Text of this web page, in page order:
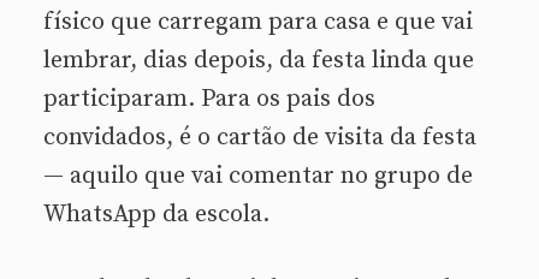
físico que carregam para casa e que vai
lembrar, dias depois, da festa linda que
participaram. Para os pais dos
convidados, é o cartão de visita da festa
— aquilo que vai comentar no grupo de
WhatsApp da escola.